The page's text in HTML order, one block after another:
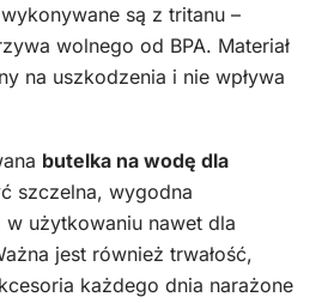
są z tritanu –
wolnego od BPA. Materiał
na uszkodzenia i nie wpływa
butelka na wodę dla
szczelna, wygodna
w użytkowaniu nawet dla
jest również trwałość,
każdego dnia narażone